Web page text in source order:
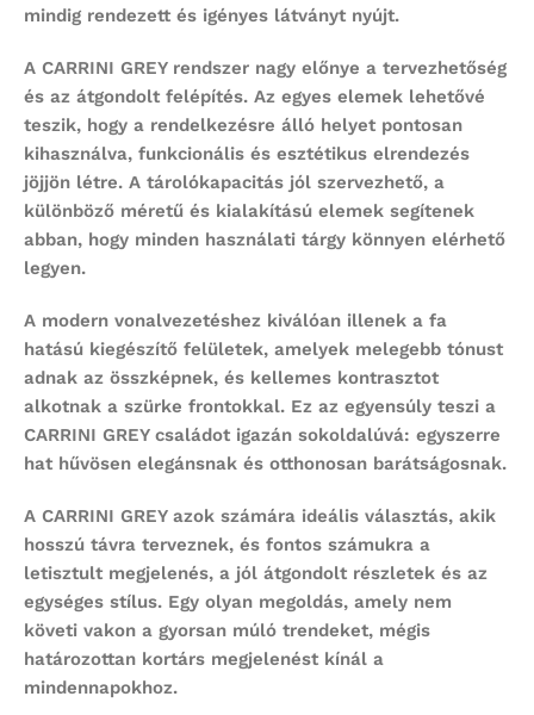
mindig rendezett és igényes látványt nyújt.
A CARRINI GREY rendszer nagy előnye a tervezhetőség
és az átgondolt felépítés. Az egyes elemek lehetővé
teszik, hogy a rendelkezésre álló helyet pontosan
kihasználva, funkcionális és esztétikus elrendezés
jöjjön létre. A tárolókapacitás jól szervezhető, a
különböző méretű és kialakítású elemek segítenek
abban, hogy minden használati tárgy könnyen elérhető
legyen.
A modern vonalvezetéshez kiválóan illenek a fa
hatású kiegészítő felületek, amelyek melegebb tónust
adnak az összképnek, és kellemes kontrasztot
alkotnak a szürke frontokkal. Ez az egyensúly teszi a
CARRINI GREY családot igazán sokoldalúvá: egyszerre
hat hűvösen elegánsnak és otthonosan barátságosnak.
A CARRINI GREY azok számára ideális választás, akik
hosszú távra terveznek, és fontos számukra a
letisztult megjelenés, a jól átgondolt részletek és az
egységes stílus. Egy olyan megoldás, amely nem
követi vakon a gyorsan múló trendeket, mégis
határozottan kortárs megjelenést kínál a
mindennapokhoz.